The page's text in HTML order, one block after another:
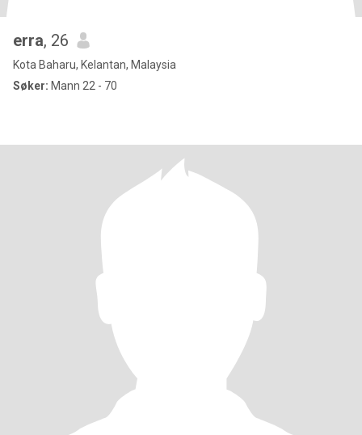
erra, 26
Kota Baharu, Kelantan, Malaysia
Søker: Mann 22 - 70